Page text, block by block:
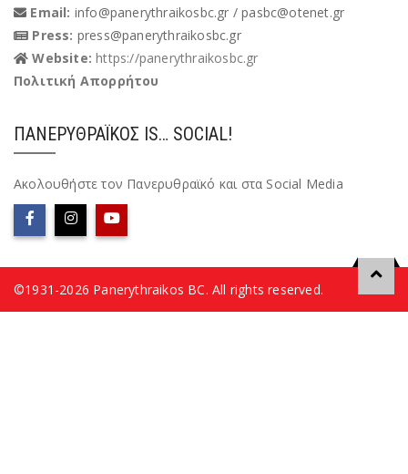
Email: info@panerythraikosbc.gr / pasbc@otenet.gr
Press: press@panerythraikosbc.gr
Website:https://panerythraikosbc.gr
Πολιτική Απορρήτου
ΠΑΝΕΡΥΘΡΑΪΚΌΣ IS… SOCIAL!
Ακολουθήστε τον Πανερυθραϊκό και στα Social Media
©1931-2026 Panerythraikos BC. All rights reserved.